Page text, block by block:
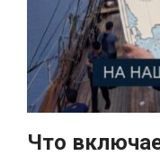
Что